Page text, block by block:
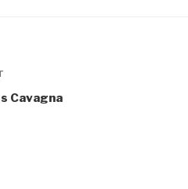
Cavagna